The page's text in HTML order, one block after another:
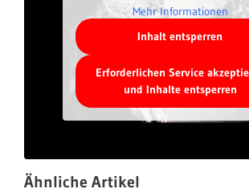
Mehr Informationen
Inhalt entsperren
Erforderlichen Service
und Inhalte entsperren
Ähnliche Artikel